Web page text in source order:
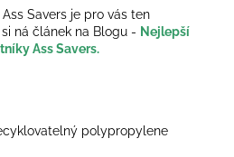
Savers je pro vás ten
ná článek na Blogu - Nejlepší
Ass Savers.
polypropylene